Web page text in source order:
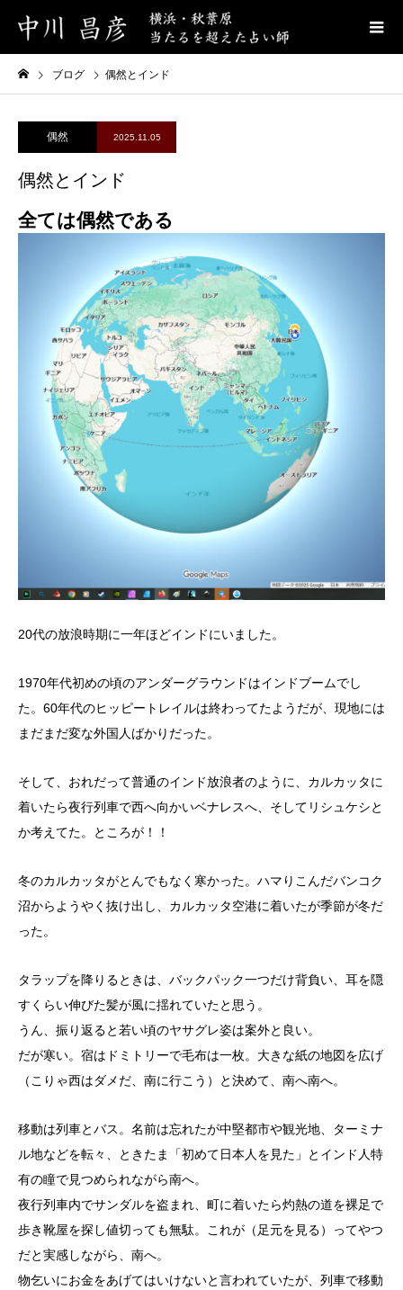
ブログ 偶然とインド
偶然 2025.11.05
偶然とインド
全ては偶然である
20代の放浪時期に一年ほどインドにいました。
1970年代初めの頃のアンダーグラウンドはインドブームでし
た。60年代のヒッピートレイルは終わってたようだが、現地には
まだまだ変な外国人ばかりだった。
そして、おれだって普通のインド放浪者のように、カルカッタに
着いたら夜行列車で西へ向かいベナレスへ、そしてリシュケシと
か考えてた。ところが！！
冬のカルカッタがとんでもなく寒かった。ハマりこんだバンコク
沼からようやく抜け出し、カルカッタ空港に着いたが季節が冬だ
った。
タラップを降りるときは、バックパック一つだけ背負い、耳を隠
すくらい伸びた髪が風に揺れていたと思う。
うん、振り返ると若い頃のヤサグレ姿は案外と良い。
だが寒い。宿はドミトリーで毛布は一枚。大きな紙の地図を広げ
（こりゃ西はダメだ、南に行こう）と決めて、南へ南へ。
移動は列車とバス。名前は忘れたが中堅都市や観光地、ターミナ
ル地などを転々、ときたま「初めて日本人を見た」とインド人特
有の瞳で見つめられながら南へ。
夜行列車内でサンダルを盗まれ、町に着いたら灼熱の道を裸足で
歩き靴屋を探し値切っても無駄。これが（足元を見る）ってやつ
だと実感しながら、南へ。
物乞いにお金をあげてはいけないと言われていたが、列車で移動